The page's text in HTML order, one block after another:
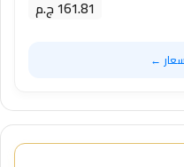
161.81 ج.م
←